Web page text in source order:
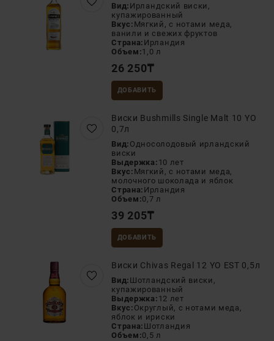
Вид: Ирландский виски,
купажированный
Вкус: Мягкий, с нотами меда,
ванили и свежих фруктов
Страна: Ирландия
Объем:1,0 л
26 250₸
ДОБАВИТЬ
Виски Bushmills Single Malt 10 YO
0,7л
Вид: Односолодовый ирландский
виски
Выдержка: 10 лет
Вкус: Мягкий, с нотами меда,
молочного шоколада и яблок
Страна: Ирландия
Объем:0,7 л
39 205₸
ДОБАВИТЬ
Виски Chivas Regal 12 YO EST 0,5л
Вид: Шотландский виски,
купажированный
Выдержка: 12 лет
Вкус: Округлый, с нотами меда,
яблок и ириски
Страна: Шотландия
Объем:0,5 л